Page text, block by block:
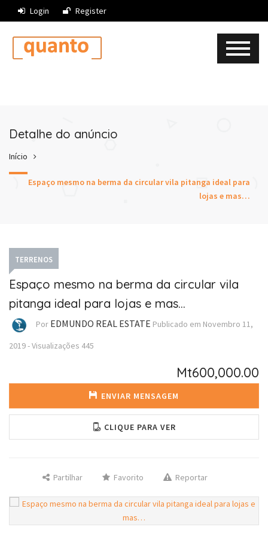
Login Register
Detalhe do anúncio
Início
Espaço mesmo na berma da circular vila pitanga ideal para
lojas e mas…
TERRENOS
Espaço mesmo na berma da circular vila
pitanga ideal para lojas e mas…
Por EDMUNDO REAL ESTATE Publicado em Novembro 11,
2019-Visualizações 445
Mt600,000.00
ENVIAR MENSAGEM
CLIQUE PARA VER
Partilhar Favorito Reportar